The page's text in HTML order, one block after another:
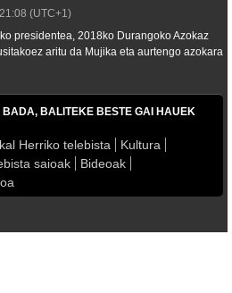
21:08 (UTC+1)
presidentea, 2018ko Durangoko Azokaz
aritu da Mujika eta aurtengo azokara
BADA, BALITEKE BESTE GAI HAUEK
Herriko telebista
Kultura
saioak
Bideoak